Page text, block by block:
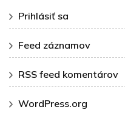
Prihlásiť sa
Feed záznamov
RSS feed komentárov
WordPress.org